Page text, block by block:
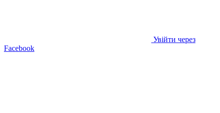
Увійти через
Facebook